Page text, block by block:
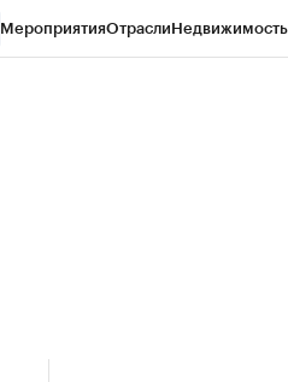
МероприятияОтраслиНедвижимость